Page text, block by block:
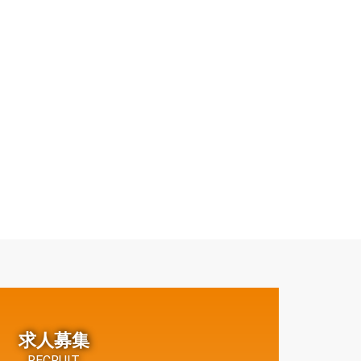
求人募集